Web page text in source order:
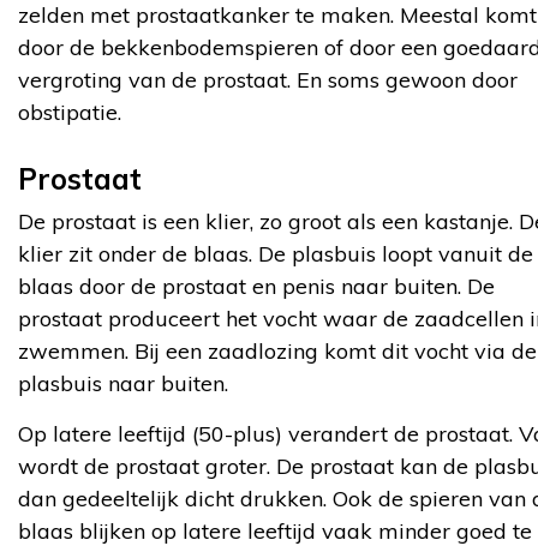
zelden met prostaatkanker te maken. Meestal
door de bekkenbodemspieren of door een
vergroting van de prostaat. En soms gewoon door
obstipatie.
Prostaat
De prostaat is een klier, zo groot als een kastanje.
klier zit onder de blaas. De plasbuis loopt vanuit de
blaas door de prostaat en penis naar buiten. De
prostaat produceert het vocht waar de zaadcellen
zwemmen. Bij een zaadlozing komt dit vocht via de
plasbuis naar buiten.
Op latere leeftijd (50-plus) verandert de prostaat.
wordt de prostaat groter. De prostaat kan de
dan gedeeltelijk dicht drukken. Ook de spieren van
blaas blijken op latere leeftijd vaak minder goed te